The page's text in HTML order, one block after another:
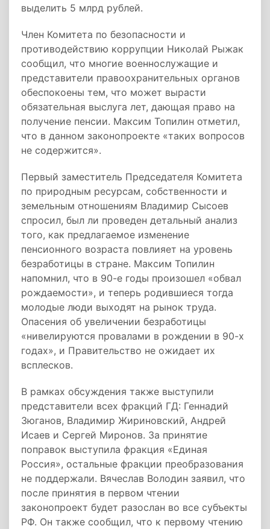
выделить 5 млрд рублей.
Член Комитета по безопасности и
противодействию коррупции Николай Рыжак
сообщил, что многие военнослужащие и
представители правоохранительных органов
обеспокоены тем, что может вырасти
обязательная выслуга лет, дающая право на
получение пенсии. Максим Топилин отметил,
что в данном законопроекте «таких вопросов
не содержится».
Первый заместитель Председателя Комитета
по природным ресурсам, собственности и
земельным отношениям Владимир Сысоев
спросил, был ли проведен детальный анализ
того, как предлагаемое изменение
пенсионного возраста повлияет на уровень
безработицы в стране. Максим Топилин
напомнил, что в 90-е годы произошел «обвал
рождаемости», и теперь родившиеся тогда
молодые люди выходят на рынок труда.
Опасения об увеличении безработицы
«нивелируются провалами в рождении в 90-х
годах», и Правительство не ожидает их
всплесков.
В рамках обсуждения также выступили
представители всех фракций ГД: Геннадий
Зюганов, Владимир Жириновский, Андрей
Исаев и Сергей Миронов. За принятие
поправок выступила фракция «Единая
Россия», остальные фракции преобразования
не поддержали. Вячеслав Володин заявил, что
после принятия в первом чтении
законопроект будет разослан во все субъекты
РФ. Он также сообщил, что к первому чтению